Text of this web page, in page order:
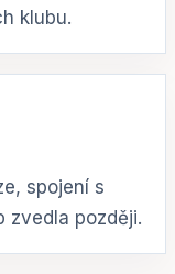
klubu.
spojení s
zvedla později.